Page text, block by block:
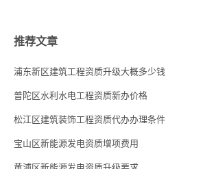
推荐文章
浦东新区建筑工程资质升级大概多少钱
普陀区水利水电工程资质新办价格
松江区建筑装饰工程资质代办办理条件
宝山区新能源发电资质增项费用